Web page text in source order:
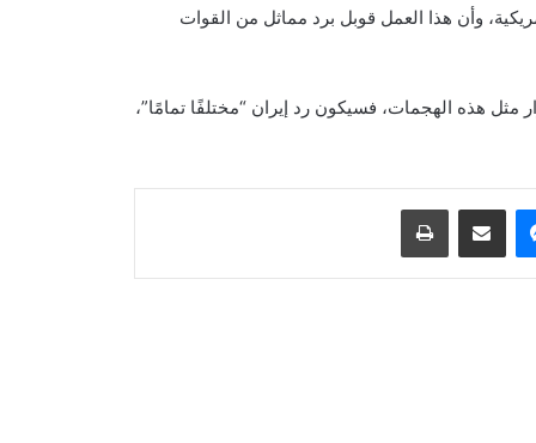
وأن هذا العمل قوبل برد مماثل من القوات
هذه الهجمات، فسيكون رد إيران “مختلفًا تمامًا”،
ماسنجر مشاركة عبر البريد طباعة
غارة جوية سعودية على قاعدة جوية
شمال صنعاء